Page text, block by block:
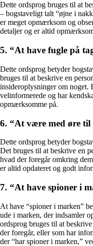
Dette ordsprog bruges til at
– bogstaveligt talt “øjne i
er meget opmærksom og
detaljer og er altid
5. “At have fugle på
Dette ordsprog betyder
bruges til at beskrive en
insideroplysninger om noget.
velinformerede og har
opmærksomme på.
6. “At være med øre til
Dette ordsprog betyder
Det bruges til at beskrive en
hvad der foregår omkring
er altid opdateret og godt
7. “At have spioner i
At have “spioner i marken”
ude i marken, der indsamler
ordsprog bruges til at
der foregår, eller som har
der “har spioner i marken,”